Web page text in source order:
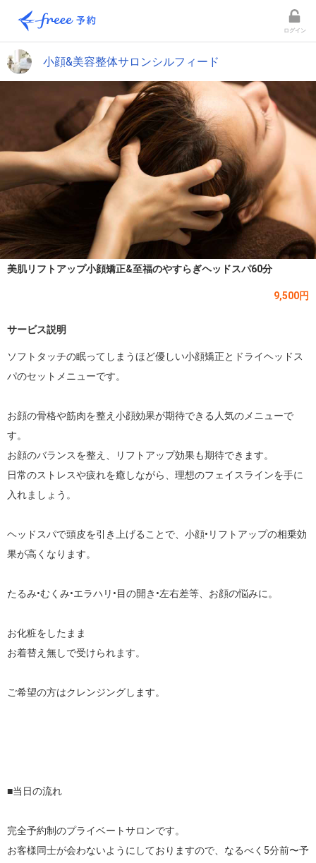
ログイン
小顔&美容整体サロンシルフィード
美肌リフトアップ小顔矯正&至福のやすらぎヘッドスパ60分
9,500円
サービス説明
ソフトタッチの眠ってしまうほど優しい小顔矯正とドライヘッドス
パのセットメニューです。
お顔の骨格や筋肉を整え小顔効果が期待できる人気のメニューで
す。
お顔のバランスを整え、リフトアップ効果も期待できます。
日常のストレスや疲れを癒しながら、理想のフェイスラインを手に
入れましょう。
ヘッドスパで頭皮を引き上げることで、小顔•リフトアップの相乗効
果が高くなります。
たるみ•むくみ•エラハリ•目の開き•左右差等、お顔の悩みに。
お化粧をしたまま
お着替え無しで受けられます。
ご希望の方はクレンジングします。
■当日の流れ
完全予約制のプライベートサロンです。
お客様同士が会わないようにしておりますので、なるべく5分前〜予